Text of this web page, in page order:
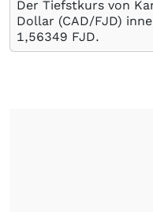
Der Tiefstkurs von
Dollar (CAD/FJD)
1,56349 FJD.